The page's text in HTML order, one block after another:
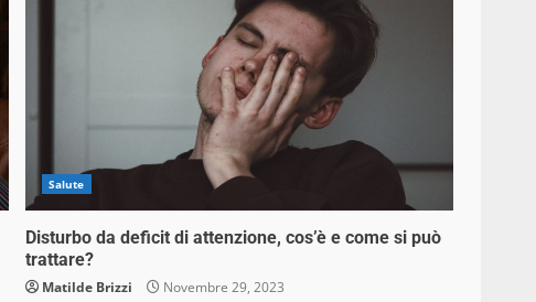
Salute
Disturbo da deficit di attenzione, cos’è e come si può
trattare?
Matilde Brizzi Novembre 29, 2023